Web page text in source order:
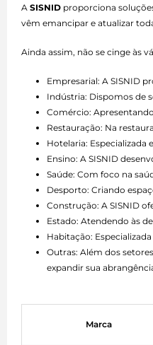
A SISNID proporciona
vêm emancipar e atualizar
Ainda assim, não se cinge às
Empresarial: A SISNID
Indústria: Dispomos de
Comércio:
Restauração: Na
Hotelaria:
Ensino: A SISNID
Saúde: Com foco na
Desporto: Criando
Construção: A SISNID
Estado: Atendendo às
Habitação:
Outras: Além dos
expandir sua
Marca